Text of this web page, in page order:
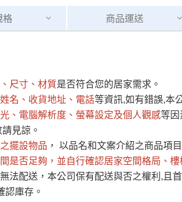
格 商品運送
尺寸、材質是否符合您的居家需求。
名、收貨地址、電話等資訊,如有錯誤,本
、電腦解析度、螢幕設定及個人觀感等因
見諒。
擺設物品 ， 以品名和文案介紹之商品項
是否足夠 ，並自行確認居家空間格局、 樓
法配送，本公司保有配送與否之權利,且
認庫存。
運 費 說 明
頁無法及時更新，如有需要購買商品，請
貨」與 「金額」。
常，商家有權取消訂單。
例假日)，我們客服會與您電話聯絡或E-
→ @dershin）
現貨，若未詢問下單後無現貨我們客服會
Line ID →
全部 依評論高至低排列 依評